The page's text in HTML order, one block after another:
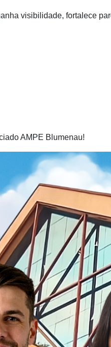
visibilidade, fortalece
AMPE Blumenau!